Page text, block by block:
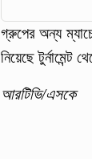
গ্রুপের অন্য
নিয়েছে টুর্নামেন্ট
আরটিভি/এসকে